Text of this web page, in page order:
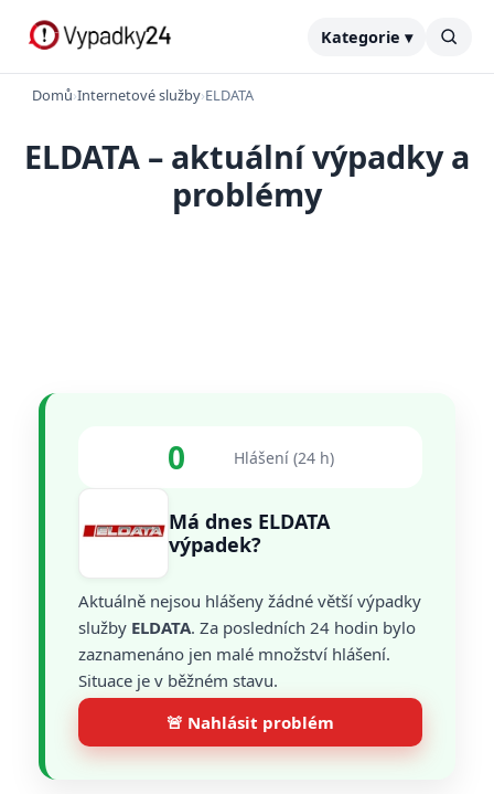
Kategorie ▾
Domů›Internetové služby›ELDATA
ELDATA – aktuální výpadky a
problémy
0 Hlášení (24 h)
Má dnes ELDATA
výpadek?
Aktuálně nejsou hlášeny žádné větší výpadky
služby ELDATA. Za posledních 24 hodin bylo
zaznamenáno jen malé množství hlášení.
Situace je v běžném stavu.
🚨 Nahlásit problém